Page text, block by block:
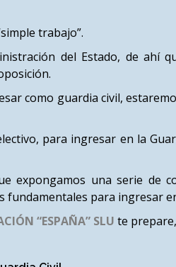
trabajo”.
del Estado, de ahí
como guardia civil,
para ingresar en la
expongamos una serie de
para ingresar
“ESPAÑA” SLU te